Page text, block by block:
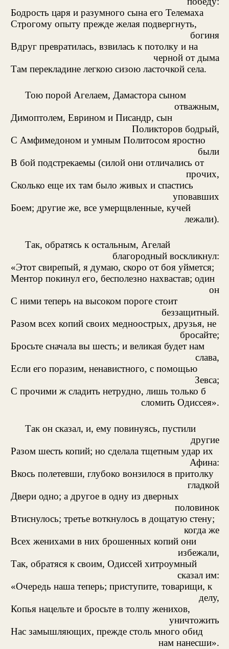
Бодрость царя и разумного сына его Телемаха
Строгому опыту прежде желая подвергнуть,
богиня
Вдруг превратилась, взвилась к потолку и на
черной от дыма
Там перекладине легкою сизою ласточкой села.
Тою порой Агелаем, Дамастора сыном
отважным,
Димоптолем, Еврином и Писандр, сын
Поликторов бодрый,
С Амфимедоном и умным Политосом яростно
были
В бой подстрекаемы (силой они отличались от
прочих,
Сколько еще их там было живых и спастись
уповавших
Боем; другие же, все умерщвленные, кучей
лежали).
Так, обратясь к остальным, Агелай
благородный воскликнул:
«Этот свирепый, я думаю, скоро от боя уймется;
Ментор покинул его, бесполезно нахвастав; один
он
С ними теперь на высоком пороге стоит
беззащитный.
Разом всех копий своих медноострых, друзья, не
бросайте;
Бросьте сначала вы шесть; и великая будет нам
слава,
Если его поразим, ненавистного, с помощью
Зевса;
С прочими ж сладить нетрудно, лишь только б
сломить Одиссея».
Так он сказал, и, ему повинуясь, пустили
другие
Разом шесть копий; но сделала тщетным удар их
Афина:
Вкось полетевши, глубоко вонзилося в притолку
гладкой
Двери одно; а другое в одну из дверных
половинок
Втиснулось; третье воткнулось в дощатую стену;
когда же
Всех женихами в них брошенных копий они
избежали,
Так, обратяся к своим, Одиссей хитроумный
сказал им:
«Очередь наша теперь; приступите, товарищи, к
делу,
Копья нацельте и бросьте в толпу женихов,
уничтожить
Нас замышляющих, прежде столь много обид
нам нанесши».